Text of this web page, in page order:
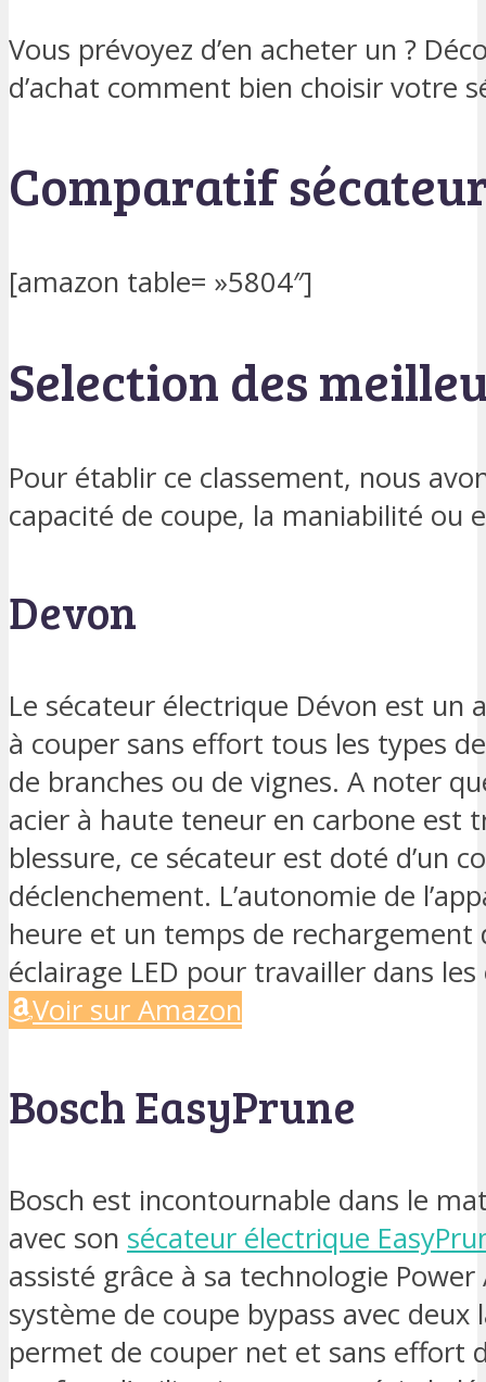
Vous prévoyez d’en acheter un ?
d’achat comment bien choisir votre
Comparatif
[amazon table= »5804″]
Selection des
Pour établir ce classement, nous
capacité de coupe, la maniabilité ou
Devon
Le sécateur électrique Dévon est
à couper sans effort tous les types
de branches ou de vignes. A noter
acier à haute teneur en carbone est
blessure, ce sécateur est doté d’un
déclenchement. L’autonomie de
heure et un temps de
éclairage LED pour travailler dans
Voir sur Amazon
Bosch EasyPrune
Bosch est incontournable dans le
avec son sécateur électrique
assisté grâce à sa technologie
système de coupe bypass avec
permet de couper net et sans effort